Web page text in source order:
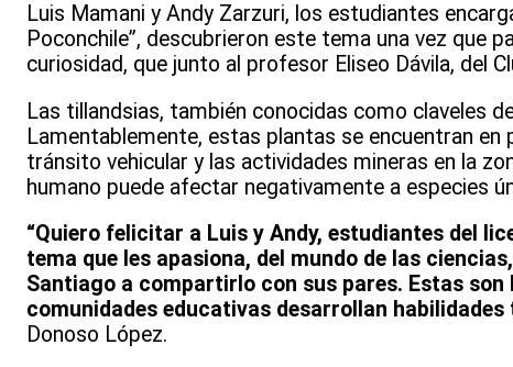
Luis Mamani y Andy Zarzuri, los estudiantes
Poconchile”, descubrieron este tema una vez que
curiosidad, que junto al profesor Eliseo Dávila, del
Las tillandsias, también conocidas como claveles
Lamentablemente, estas plantas se encuentran
tránsito vehicular y las actividades mineras en la
humano puede afectar negativamente a especies
“Quiero felicitar a Luis y Andy, estudiantes del
tema que les apasiona, del mundo de las
Santiago a compartirlo con sus pares. Estas
comunidades educativas desarrollan
Donoso López.